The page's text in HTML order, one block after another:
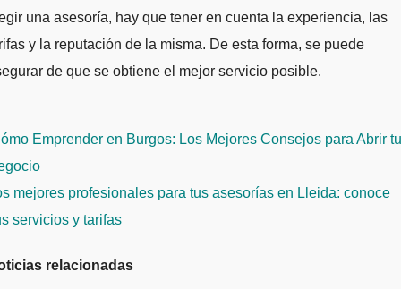
una asesoría, hay que tener en cuenta la experiencia, las
y la reputación de la misma. De esta forma, se puede
de que se obtiene el mejor servicio posible.
Emprender en Burgos: Los Mejores Consejos para Abrir tu
mejores profesionales para tus asesorías en Lleida: conoce
servicios y tarifas
relacionadas